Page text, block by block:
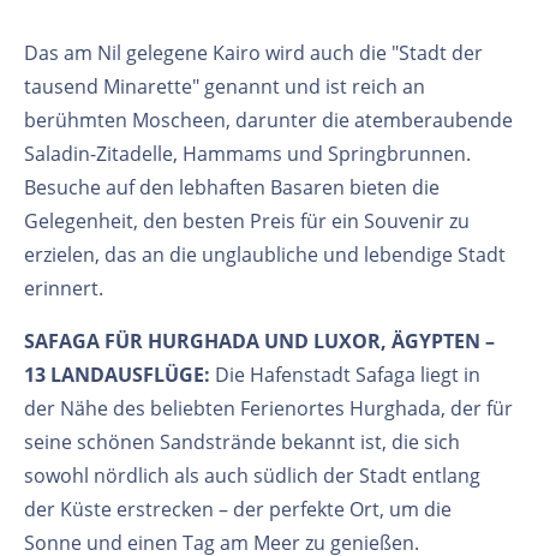
Das am Nil gelegene Kairo wird auch die "Stadt der
tausend Minarette" genannt und ist reich an
berühmten Moscheen, darunter die atemberaubende
Saladin-Zitadelle, Hammams und Springbrunnen.
Besuche auf den lebhaften Basaren bieten die
Gelegenheit, den besten Preis für ein Souvenir zu
erzielen, das an die unglaubliche und lebendige Stadt
erinnert.
SAFAGA FÜR HURGHADA UND LUXOR, ÄGYPTEN –
13 LANDAUSFLÜGE: Die Hafenstadt Safaga liegt in
der Nähe des beliebten Ferienortes Hurghada, der für
seine schönen Sandstrände bekannt ist, die sich
sowohl nördlich als auch südlich der Stadt entlang
der Küste erstrecken – der perfekte Ort, um die
Sonne und einen Tag am Meer zu genießen.